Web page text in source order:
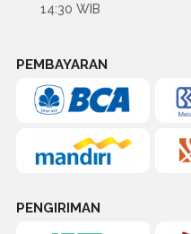
14:30 WIB
PEMBAYARAN
PENGIRIMAN